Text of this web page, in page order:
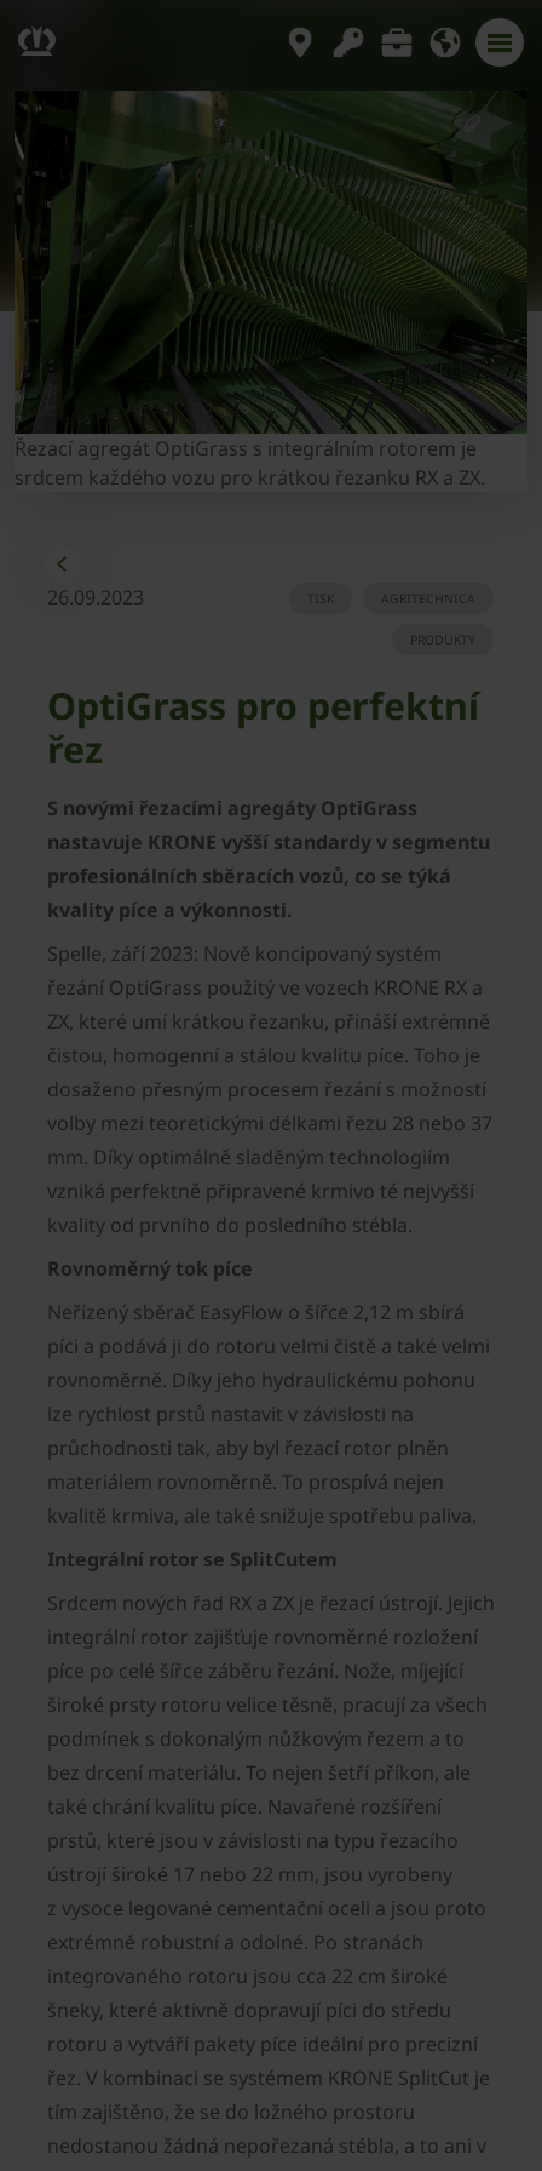
Řezací agregát OptiGrass s integrálním rotorem je
srdcem každého vozu pro krátkou řezanku RX a ZX.
26.09.2023 AGRITECHNICA
TISK
PRODUKTY
OptiGrass pro perfektní
řez
S novými řezacími agregáty OptiGrass
nastavuje KRONE vyšší standardy v segmentu
profesionálních sběracích vozů, co se týká
kvality píce a výkonnosti.
Spelle, září 2023: Nově koncipovaný systém
řezání OptiGrass použitý ve vozech KRONE RX a
ZX, které umí krátkou řezanku, přináší extrémně
čistou, homogenní a stálou kvalitu píce. Toho je
dosaženo přesným procesem řezání s možností
volby mezi teoretickými délkami řezu 28 nebo 37
mm. Díky optimálně sladěným technologiím
vzniká perfektně připravené krmivo té nejvyšší
kvality od prvního do posledního stébla.
Rovnoměrný tok píce
Neřízený sběrač EasyFlow o šířce 2,12 m sbírá
píci a podává ji do rotoru velmi čistě a také velmi
rovnoměrně. Díky jeho hydraulickému pohonu
lze rychlost prstů nastavit v závislosti na
průchodnosti tak, aby byl řezací rotor plněn
materiálem rovnoměrně. To prospívá nejen
kvalitě krmiva, ale také snižuje spotřebu paliva.
Integrální rotor se SplitCutem
Srdcem nových řad RX a ZX je řezací ústrojí. Jejich
integrální rotor zajišťuje rovnoměrné rozložení
píce po celé šířce záběru řezání. Nože, míjející
široké prsty rotoru velice těsně, pracují za všech
podmínek s dokonalým nůžkovým řezem a to
bez drcení materiálu. To nejen šetří příkon, ale
také chrání kvalitu píce. Navařené rozšíření
prstů, které jsou v závislosti na typu řezacího
ústrojí široké 17 nebo 22 mm, jsou vyrobeny
z vysoce legované cementační oceli a jsou proto
extrémně robustní a odolné. Po stranách
integrovaného rotoru jsou cca 22 cm široké
šneky, které aktivně dopravují píci do středu
rotoru a vytváří pakety píce ideální pro precizní
řez. V kombinaci se systémem KRONE SplitCut je
tím zajištěno, že se do ložného prostoru
nedostanou žádná nepořezaná stébla, a to ani v